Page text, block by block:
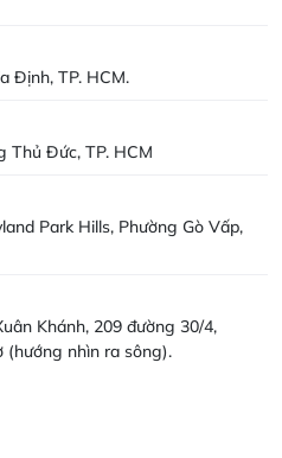
Định, TP. HCM.
Thủ Đức, TP. HCM
Park Hills, Phường Gò Vấp,
Khánh, 209 đường 30/4,
(hướng nhìn ra sông).